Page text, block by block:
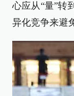
心应从“量”转
异化竞争来避